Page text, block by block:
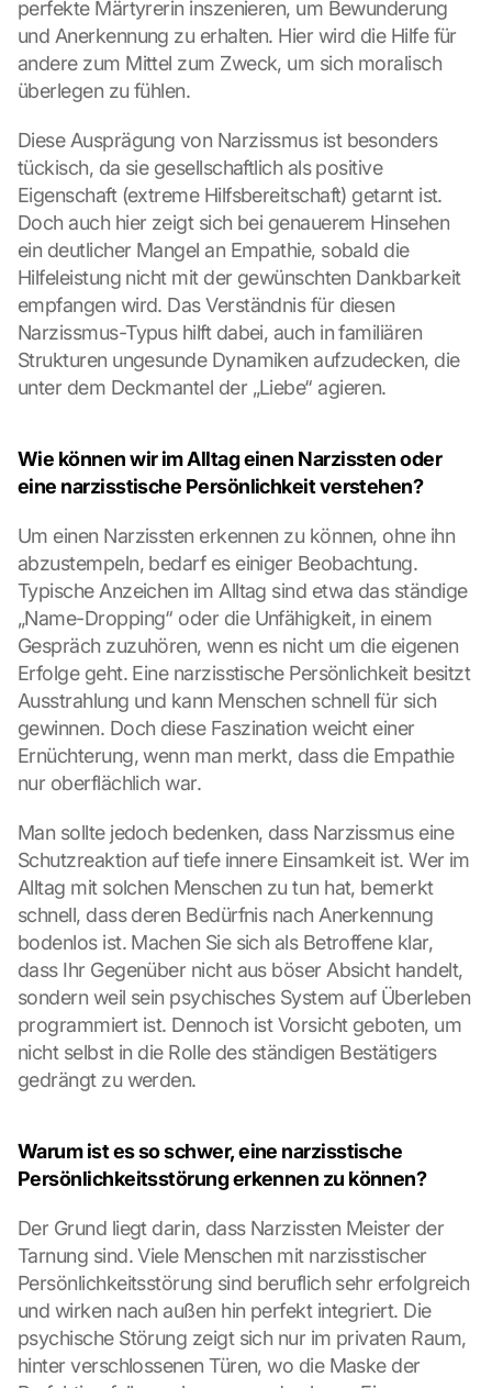
perfekte Märtyrerin inszenieren, um Bewunderung
und Anerkennung zu erhalten. Hier wird die Hilfe für
andere zum Mittel zum Zweck, um sich moralisch
überlegen zu fühlen.
Diese Ausprägung von Narzissmus ist besonders
tückisch, da sie gesellschaftlich als positive
Eigenschaft (extreme Hilfsbereitschaft) getarnt ist.
Doch auch hier zeigt sich bei genauerem Hinsehen
ein deutlicher Mangel an Empathie, sobald die
Hilfeleistung nicht mit der gewünschten Dankbarkeit
empfangen wird. Das Verständnis für diesen
Narzissmus-Typus hilft dabei, auch in familiären
Strukturen ungesunde Dynamiken aufzudecken, die
unter dem Deckmantel der „Liebe“ agieren.
Wie können wir im Alltag einen Narzissten oder
eine narzisstische Persönlichkeit verstehen?
Um einen Narzissten erkennen zu können, ohne ihn
abzustempeln, bedarf es einiger Beobachtung.
Typische Anzeichen im Alltag sind etwa das ständige
„Name-Dropping“ oder die Unfähigkeit, in einem
Gespräch zuzuhören, wenn es nicht um die eigenen
Erfolge geht. Eine narzisstische Persönlichkeit besitzt
Ausstrahlung und kann Menschen schnell für sich
gewinnen. Doch diese Faszination weicht einer
Ernüchterung, wenn man merkt, dass die Empathie
nur oberflächlich war.
Man sollte jedoch bedenken, dass Narzissmus eine
Schutzreaktion auf tiefe innere Einsamkeit ist. Wer im
Alltag mit solchen Menschen zu tun hat, bemerkt
schnell, dass deren Bedürfnis nach Anerkennung
bodenlos ist. Machen Sie sich als Betroffene klar,
dass Ihr Gegenüber nicht aus böser Absicht handelt,
sondern weil sein psychisches System auf Überleben
programmiert ist. Dennoch ist Vorsicht geboten, um
nicht selbst in die Rolle des ständigen Bestätigers
gedrängt zu werden.
Warum ist es so schwer, eine narzisstische
Persönlichkeitsstörung erkennen zu können?
Der Grund liegt darin, dass Narzissten Meister der
Tarnung sind. Viele Menschen mit narzisstischer
Persönlichkeitsstörung sind beruflich sehr erfolgreich
und wirken nach außen hin perfekt integriert. Die
psychische Störung zeigt sich nur im privaten Raum,
hinter verschlossenen Türen, wo die Maske der